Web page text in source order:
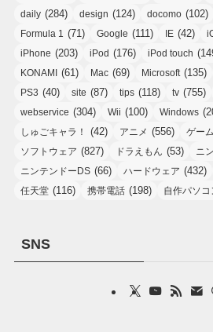
daily (284) design (124) docomo (102)
Formula 1 (71) Google (111) IE (42)
iPhone (203) iPod (176) iPod touch
KONAMI (61) Mac (69) Microsoft(135)
PS3 (40) site (87) tips (118) tv (755)
webservice (304) Wii (100) Windows
しゅごキャラ！ (42) アニメ (556) ゲーム
ソフトウェア (827) ドラえもん (53) ニ
ニンテンドーDS (66) ハードウェア (432)
任天堂 (116) 携帯電話 (198) 自作パソコ
SNS